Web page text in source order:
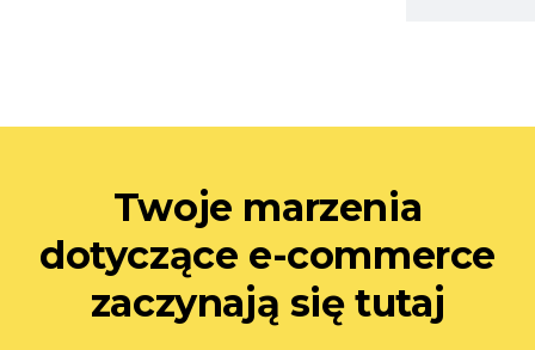
Twoje marzenia
dotyczące e-commerce
zaczynają się tutaj